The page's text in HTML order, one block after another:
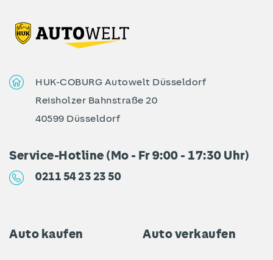
HUK-COBURG Autowelt Düsseldorf
Reisholzer Bahnstraße 20
40599 Düsseldorf
Service-Hotline (Mo - Fr 9:00 - 17:30 Uhr)
0211 54 23 23 50
Auto kaufen Auto verkaufen